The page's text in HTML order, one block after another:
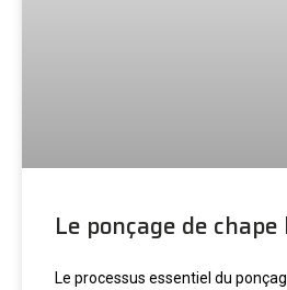
Le ponçage de
Le processus essentiel du